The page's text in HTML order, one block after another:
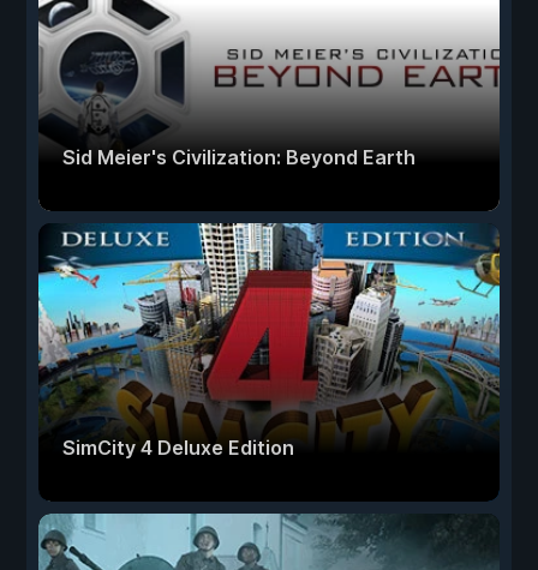
Sid Meier's Civilization: Beyond Earth
SimCity 4 Deluxe Edition